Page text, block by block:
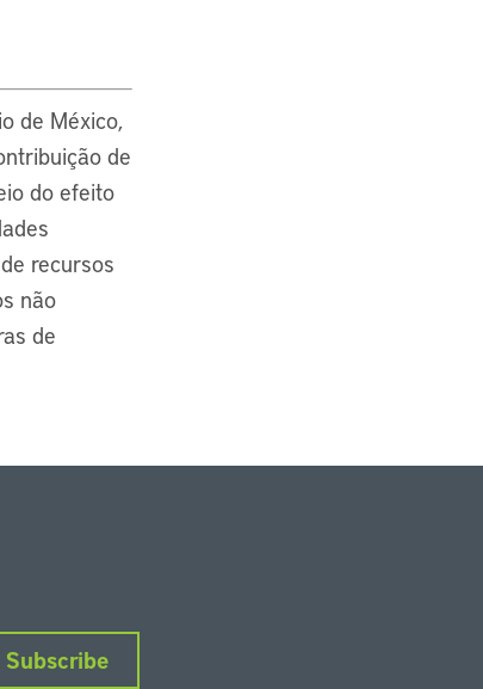
de México,
de
do efeito
recursos
não
de
Subscribe